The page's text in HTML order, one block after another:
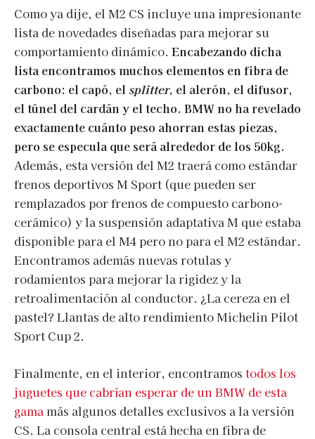
Como ya dije, el M2 CS incluye una impresionante
lista de novedades diseñadas para mejorar su
comportamiento dinámico. Encabezando dicha
lista encontramos muchos elementos en fibra de
carbono: el capó, el splitter, el alerón, el difusor,
el túnel del cardán y el techo. BMW no ha revelado
exactamente cuánto peso ahorran estas piezas,
pero se especula que será alrededor de los 50kg.
Además, esta versión del M2 traerá como estándar
frenos deportivos M Sport (que pueden ser
remplazados por frenos de compuesto carbono-
cerámico) y la suspensión adaptativa M que estaba
disponible para el M4 pero no para el M2 estándar.
Encontramos además nuevas rotulas y
rodamientos para mejorar la rigidez y la
retroalimentación al conductor. ¿La cereza en el
pastel? Llantas de alto rendimiento Michelin Pilot
Sport Cup 2.
Finalmente, en el interior, encontramos todos los
juguetes que cabrían esperar de un BMW de esta
gamamás algunos detalles exclusivos a la versión
CS. La consola central está hecha en fibra de